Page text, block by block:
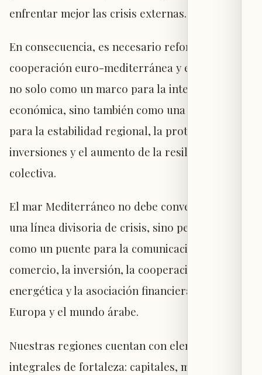
enfrentar mejor las crisis externas.
En consecuencia, es necesario reforzar la
cooperación euro-mediterránea y euro-árabe,
no solo como un marco para la integración
económica, sino también como una plataforma
para la estabilidad regional, la protección de
inversiones y el aumento de la resiliencia
colectiva.
El mar Mediterráneo no debe convertirse en
una línea divisoria de crisis, sino permanecer
como un puente para la comunicación, el
comercio, la inversión, la cooperación
energética y la asociación financiera entre
Europa y el mundo árabe.
Nuestras regiones cuentan con elementos
integrales de fortaleza: capitales, mercados,